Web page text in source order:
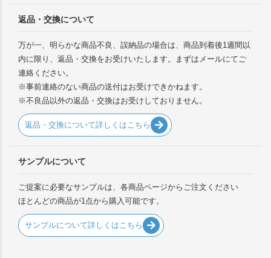
返品・交換について
万が一、明らかな商品不良、誤納品の場合は、商品到着後1週間以
内に限り、返品・交換をお受けいたします。まずはメールにてご
連絡ください。
※事前連絡のない商品の送付はお受けできかねます。
※不良品以外の返品・交換はお受けしておりません。
返品・交換について詳しくはこちら
サンプルについて
ご提案に必要なサンプルは、各商品ページからご注文ください
ほとんどの商品が1点から購入可能です。
サンプルについて詳しくはこちら